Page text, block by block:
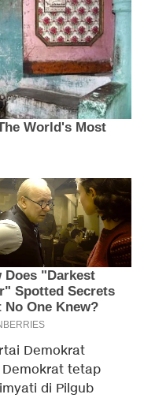
Demokrat
tetap
di Pilgub